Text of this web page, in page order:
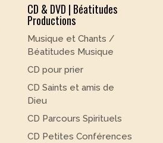
CD & DVD | Béatitudes
Productions
Musique et Chants /
Béatitudes Musique
CD pour prier
CD Saints et amis de
Dieu
CD Parcours Spirituels
CD Petites Conférences